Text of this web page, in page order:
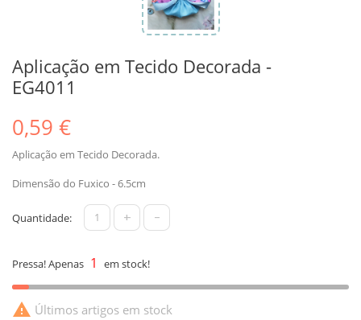
Aplicação em Tecido Decorada -
EG4011
0,59 €
Aplicação em Tecido Decorada.
Dimensão do Fuxico - 6.5cm
Quantidade: + -
Pressa! Apenas 1 em stock!
 Últimos artigos em stock